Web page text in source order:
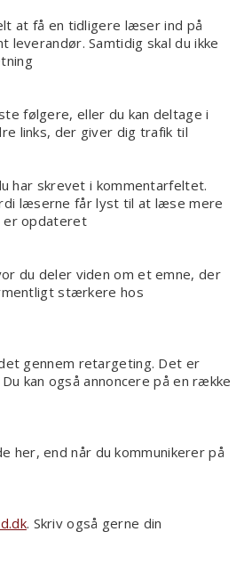
at få en tidligere læser ind på
Samtidig skal du ikke
følgere, eller du kan deltage i
links, der giver dig trafik til
har skrevet i kommentarfeltet.
læserne får lyst til at læse mere
er opdateret
du deler viden om et emne, der
stærkere hos
gennem retargeting. Det er
kan også annoncere på en række
her, end når du kommunikerer på
. Skriv også gerne din